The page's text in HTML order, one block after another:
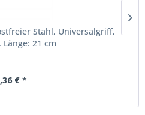
Stahl, Universalgriff,
Länge: 21 cm
€ *